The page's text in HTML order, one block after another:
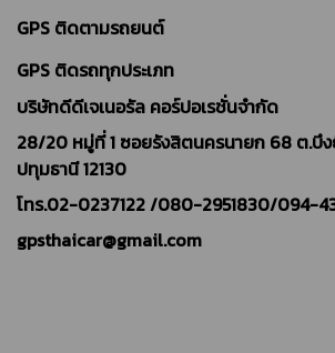
GPS ติดตามรถยนต์
GPS ติดรถทุกประเภท
บริษัทดีดีเจเนอรัล คอร์ปอเรชั่นจำกัด
28/20 หมู่ที่ 1 ซอยรังสิตนครนายก 68 ต.บึ
ปทุมธานี 12130
โทร.02-0237122 /080-2951830/094-
gpsthaicar@gmail.com